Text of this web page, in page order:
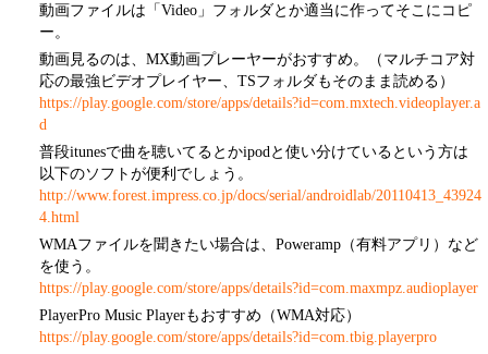
動画ファイルは「Video」フォルダとか適当に作ってそこにコピ
ー。
動画見るのは、MX動画プレーヤーがおすすめ。（マルチコア対
応の最強ビデオプレイヤー、TSフォルダもそのまま読める）
https://play.google.com/store/apps/details?id=com.mxtech.videoplayer.a
d
普段itunesで曲を聴いてるとかipodと使い分けているという方は
以下のソフトが便利でしょう。
http://www.forest.impress.co.jp/docs/serial/androidlab/20110413_43924
4.html
WMAファイルを聞きたい場合は、Poweramp（有料アプリ）など
を使う。
https://play.google.com/store/apps/details?id=com.maxmpz.audioplayer
PlayerPro Music Playerもおすすめ（WMA対応）
https://play.google.com/store/apps/details?id=com.tbig.playerpro